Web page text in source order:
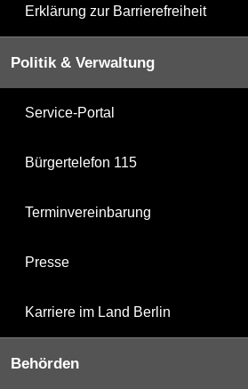
Erklärung zur Barrierefreiheit
Politik & Verwaltung
Service-Portal
Bürgertelefon 115
Terminvereinbarung
Presse
Karriere im Land Berlin
Behörden